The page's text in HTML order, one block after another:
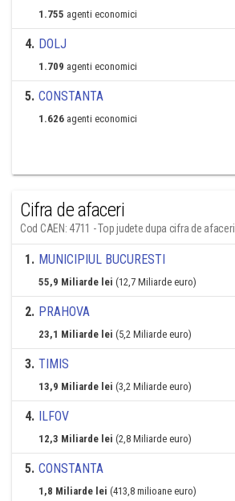
1.755 agenti economici
4. DOLJ
1.709 agenti economici
5. CONSTANTA
1.626 agenti economici
Cifra de afaceri
Cod CAEN: 4711 - Top judete dupa cifra de afaceri
1. MUNICIPIUL BUCURESTI
55,9 Miliarde lei (12,7 Miliarde euro)
2. PRAHOVA
23,1 Miliarde lei (5,2 Miliarde euro)
3. TIMIS
13,9 Miliarde lei (3,2 Miliarde euro)
4. ILFOV
12,3 Miliarde lei (2,8 Miliarde euro)
5. CONSTANTA
1,8 Miliarde lei (413,8 milioane euro)